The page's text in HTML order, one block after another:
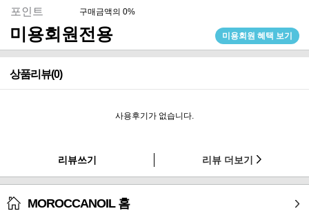
포인트 구매금액의 0%
미용회원전용 미용회원 혜택 보기
상품리뷰(0)
사용후기가 없습니다.
리뷰쓰기 리뷰 더보기
MOROCCANOIL 홈